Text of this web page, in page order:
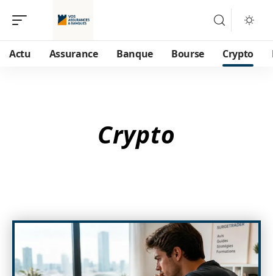
Actu Assurance Banque Bourse Crypto
Crypto